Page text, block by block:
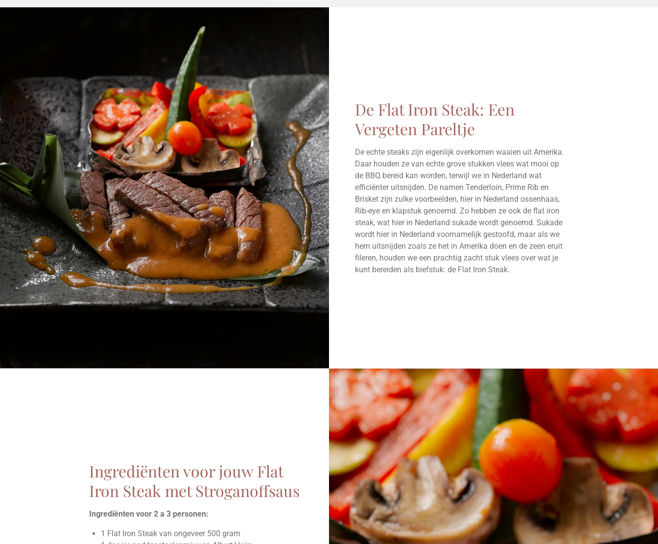
De Flat Iron Steak: Een
Vergeten Pareltje
De echte steaks zijn eigenlijk overkomen waaien uit Amerika.
Daar houden ze van echte grove stukken vlees wat mooi op
de BBQ bereid kan worden, terwijl we in Nederland wat
efficiënter uitsnijden. De namen Tenderloin, Prime Rib en
Brisket zijn zulke voorbeelden, hier in Nederland ossenhaas,
Rib-eye en klapstuk genoemd. Zo hebben ze ook de flat iron
steak, wat hier in Nederland sukade wordt genoemd. Sukade
wordt hier in Nederland voornamelijk gestoofd, maar als we
hem uitsnijden zoals ze het in Amerika doen en de zeen eruit
fileren, houden we een prachtig zacht stuk vlees over wat je
kunt bereiden als biefstuk: de Flat Iron Steak.
Ingrediënten voor jouw Flat
Iron Steak met Stroganoffsaus
Ingrediënten voor 2 a 3 personen:
1 Flat Iron Steak van ongeveer 500 gram